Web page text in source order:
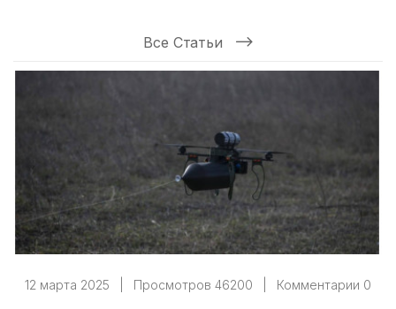
Все Статьи
12 марта 2025 Просмотров 46200 Комментарии 0